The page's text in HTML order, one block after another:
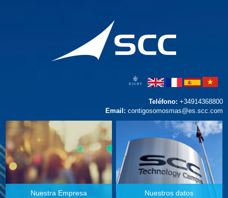
Teléfono: +34914368800
Email: contigosomosmas@es.scc.com
Nuestra Empresa Nuestros datos